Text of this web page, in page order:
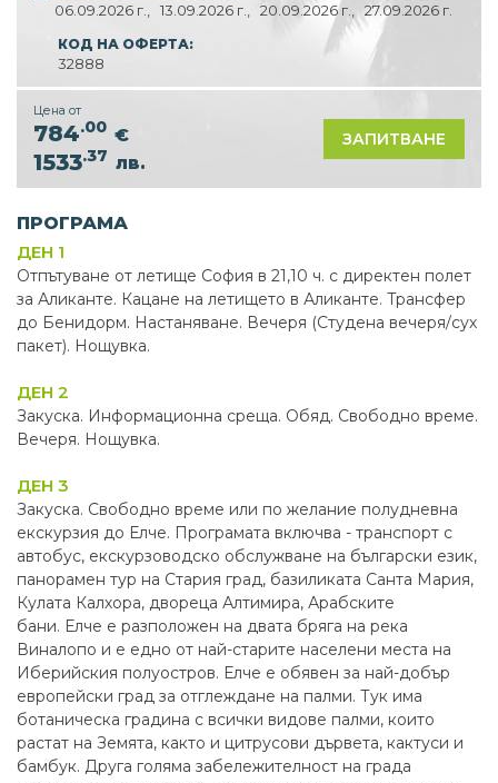
06.09.2026 г., 13.09.2026 г., 20.09.2026 г., 27.09.2026 г.
КОД НА ОФЕРТА:
32888
Цена от
784.00 €
1533.37 лв.
ЗАПИТВАНЕ
ПРОГРАМА
ДЕН 1
Отпътуване от летище София в 21,10 ч. с директен полет
за Аликанте. Кацане на летището в Аликанте. Tрансфер
до Бенидорм. Настаняване. Вечеря (Студена вечеря∕сух
пакет). Нощувка.
ДЕН 2
Закуска. Информационна среща. Обяд. Свободно време.
Вечеря. Нощувка.
ДЕН 3
Закуска. Свободно време или по желание полудневна
екскурзия до Елче. Програмата включва - транспорт с
автобус, екскурзоводско обслужване на български език,
панорамен тур на Стария град, базиликата Санта Мария,
Кулата Калхора, двореца Алтимира, Арабските
бани. Елче е разположен на двата бряга на река
Виналопо и е едно от най-старите населени места на
Иберийския полуостров. Елче е обявен за най-добър
европейски град за отглеждане на палми. Тук има
ботаническа градина с всички видове палми, които
растат на Земята, както и цитрусови дървета, кактуси и
бамбук. Друга голяма забележителност на града